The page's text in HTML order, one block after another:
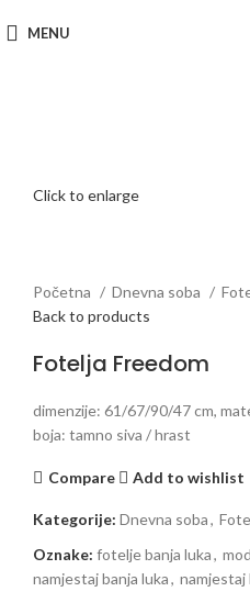
MENU
Click to enlarge
Početna Dnevna soba
Back to products
Fotelja Freedom
dimenzije: 61/67/90/47 cm,
boja: tamno siva / hrast
Compare Add to wishlist
Kategorije: Dnevna soba,
Oznake: fotelje banja luka,
namjestaj banja luka, namjestaj